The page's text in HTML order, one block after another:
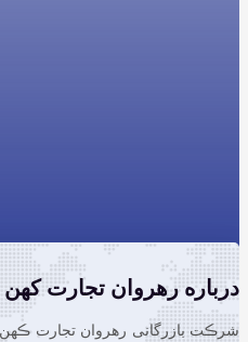
درباره رهروان تجارت کهن